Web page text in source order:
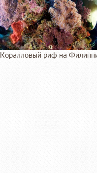
Коралловый риф на